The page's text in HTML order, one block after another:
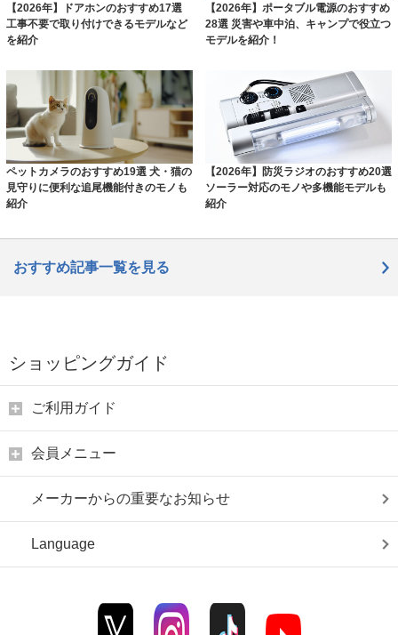
【2026年】ドアホンのおすすめ17選
工事不要で取り付けできるモデルなど
を紹介
【2026年】ポータブル電源のおすすめ
28選 災害や車中泊、キャンプで役立つ
モデルを紹介！
ペットカメラのおすすめ19選 犬・猫の
見守りに便利な追尾機能付きのモノも
紹介
【2026年】防災ラジオのおすすめ20選
ソーラー対応のモノや多機能モデルも
紹介
おすすめ記事一覧を見る
ショッピングガイド
ご利用ガイド
会員メニュー
メーカーからの重要なお知らせ
Language